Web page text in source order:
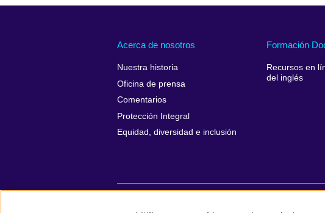
Acerca de nosotros
Nuestra historia
Oficina de prensa
Comentarios
Protección Integral
Equidad, diversidad e inclusión
Formación
Recursos en
del inglés
British Council global Políticas de privacidad y